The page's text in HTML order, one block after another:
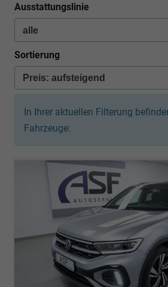
Ausstattungslinie
Sortierung
In Ihrer aktuellen Filterung
Fahrzeuge: